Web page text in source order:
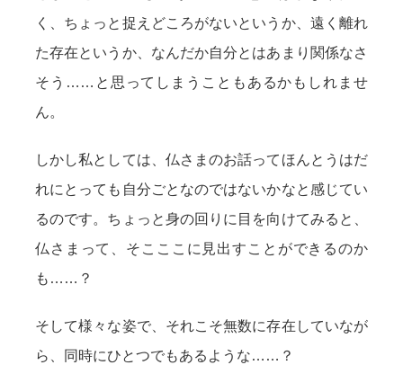
く、ちょっと捉えどころがないというか、遠く離れ
た存在というか、なんだか自分とはあまり関係なさ
そう……と思ってしまうこともあるかもしれませ
ん。
しかし私としては、仏さまのお話ってほんとうはだ
れにとっても自分ごとなのではないかなと感じてい
るのです。ちょっと身の回りに目を向けてみると、
仏さまって、そこここに見出すことができるのか
も……？
そして様々な姿で、それこそ無数に存在していなが
ら、同時にひとつでもあるような……？